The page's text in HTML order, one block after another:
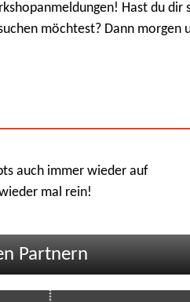
Hast du dir
möchtest? Dann morgen
auch immer wieder auf
mal rein!
Partnern